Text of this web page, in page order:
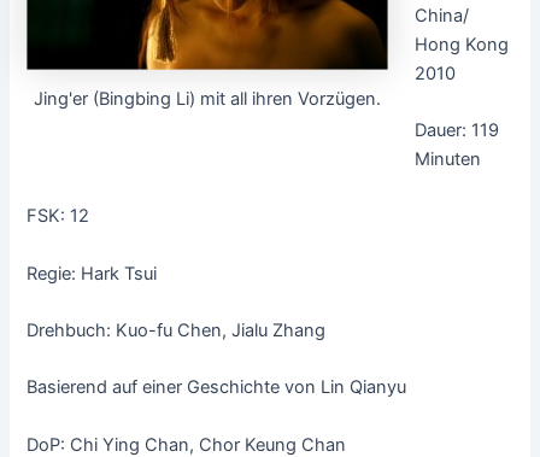
Jing'er (Bingbing Li) mit all ihren Vorzügen.
China/
Hong Kong
2010
Dauer: 119
Minuten
FSK: 12
Regie: Hark Tsui
Drehbuch: Kuo-fu Chen, Jialu Zhang
Basierend auf einer Geschichte von Lin Qianyu
DoP: Chi Ying Chan, Chor Keung Chan